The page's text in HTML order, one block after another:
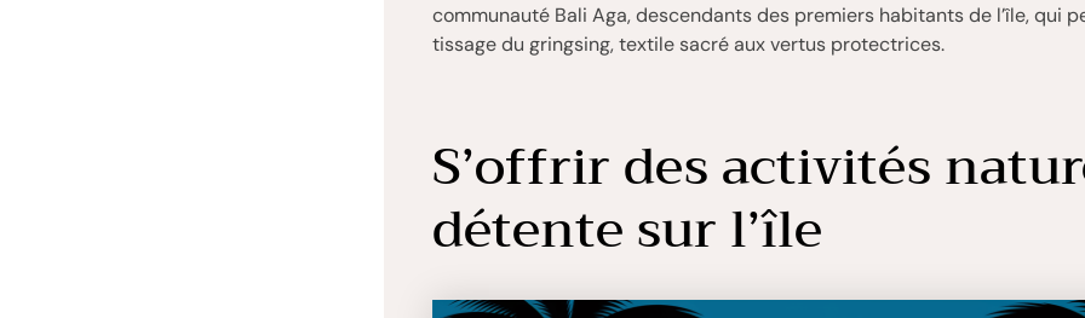
communauté Bali Aga, descendants des premiers habitants de l’île, qui
tissage du gringsing, textile sacré aux vertus protectrices.
S’offrir des activités
détente sur l’île